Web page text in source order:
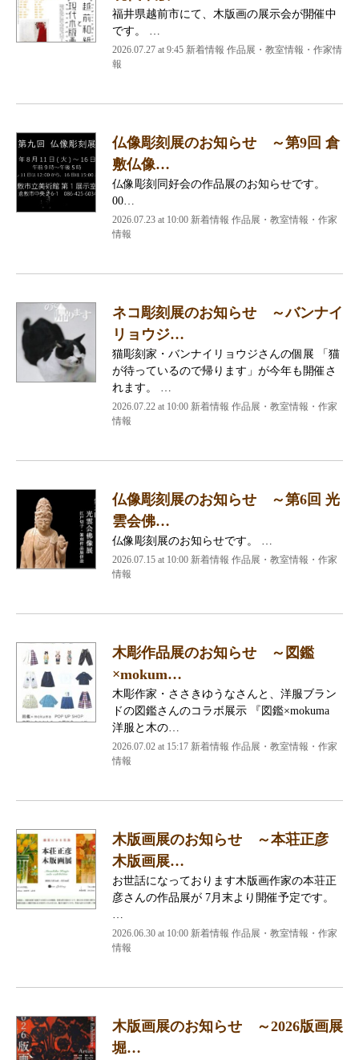
福井県越前市にて、木版画の展示会が開催中
です。 …
2026.07.27 at 9:45 新着情報 作品展・教室情報・作家情
報
仏像彫刻展のお知らせ ～第9回 倉
敷仏像…
仏像彫刻同好会の作品展のお知らせです。
00…
2026.07.23 at 10:00 新着情報 作品展・教室情報・作家
情報
ネコ彫刻展のお知らせ ～バンナイ
リョウジ…
猫彫刻家・バンナイリョウジさんの個展 「猫
が待っているので帰ります」が今年も開催さ
れます。 …
2026.07.22 at 10:00 新着情報 作品展・教室情報・作家
情報
仏像彫刻展のお知らせ ～第6回 光
雲会佛…
仏像彫刻展のお知らせです。 …
2026.07.15 at 10:00 新着情報 作品展・教室情報・作家
情報
木彫作品展のお知らせ ～図鑑
×mokum…
木彫作家・ささきゆうなさんと、洋服ブラン
ドの図鑑さんのコラボ展示 『図鑑×mokuma
洋服と木の…
2026.07.02 at 15:17 新着情報 作品展・教室情報・作家
情報
木版画展のお知らせ ～本荘正彦
木版画展…
お世話になっております木版画作家の本荘正
彦さんの作品展が 7月末より開催予定です。
2026.06.30 at 10:00 新着情報 作品展・教室情報・作家
情報
木版画展のお知らせ ～2026版画展
堀…